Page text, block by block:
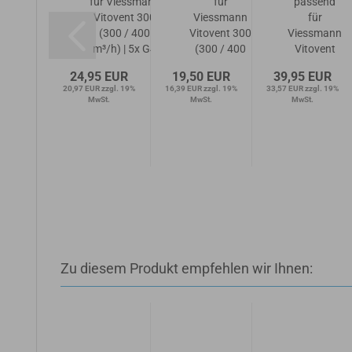
Vitovent 300
(300 / 400
m³/h) | 5x G4
24,95 EUR
20,97 EUR zzgl. 19%
MwSt.
Viessmann
Vitovent 300
(300 / 400
G4
Filtermatten...
19,50 EUR
16,39 EUR zzgl. 19%
MwSt.
für
Viessmann
Vitovent
400 m³/h) |
1x G4 Z-
39,95 EUR
33,57 EUR zzgl. 19%
MwSt.
Zu diesem Produkt empfehlen wir Ihnen: